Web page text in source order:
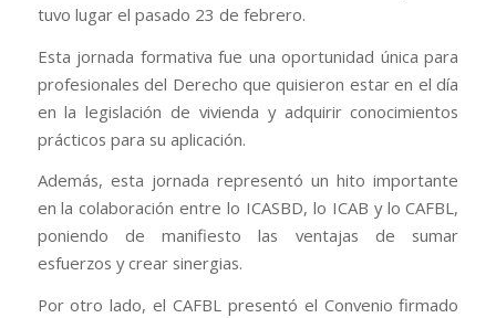
tuvo lugar el pasado 23 de febrero.
Esta jornada formativa fue una oportunidad única para
profesionales del Derecho que quisieron estar en el día
en la legislación de vivienda y adquirir conocimientos
prácticos para su aplicación.
Además, esta jornada representó un hito importante
en la colaboración entre lo ICASBD, lo ICAB y lo CAFBL,
poniendo de manifiesto las ventajas de sumar
esfuerzos y crear sinergias.
Por otro lado, el CAFBL presentó el Convenio firmado